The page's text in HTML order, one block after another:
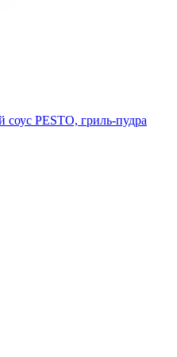
PESTO, гриль-пудра